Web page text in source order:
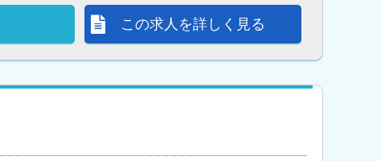
この求人を詳しく見る